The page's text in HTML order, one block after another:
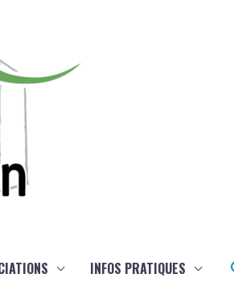
INFOS PRATIQUES